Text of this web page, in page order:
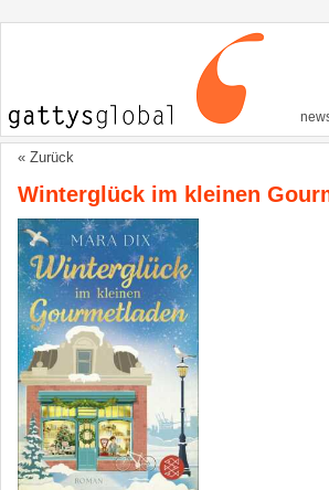
« Zurück
Winterglück im kleinen